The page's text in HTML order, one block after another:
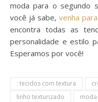
moda para o segundo
você já sabe, venha
encontra todas as
personalidade e estilo
Esperamos por você!
: tecidos com textura
linho texturizado